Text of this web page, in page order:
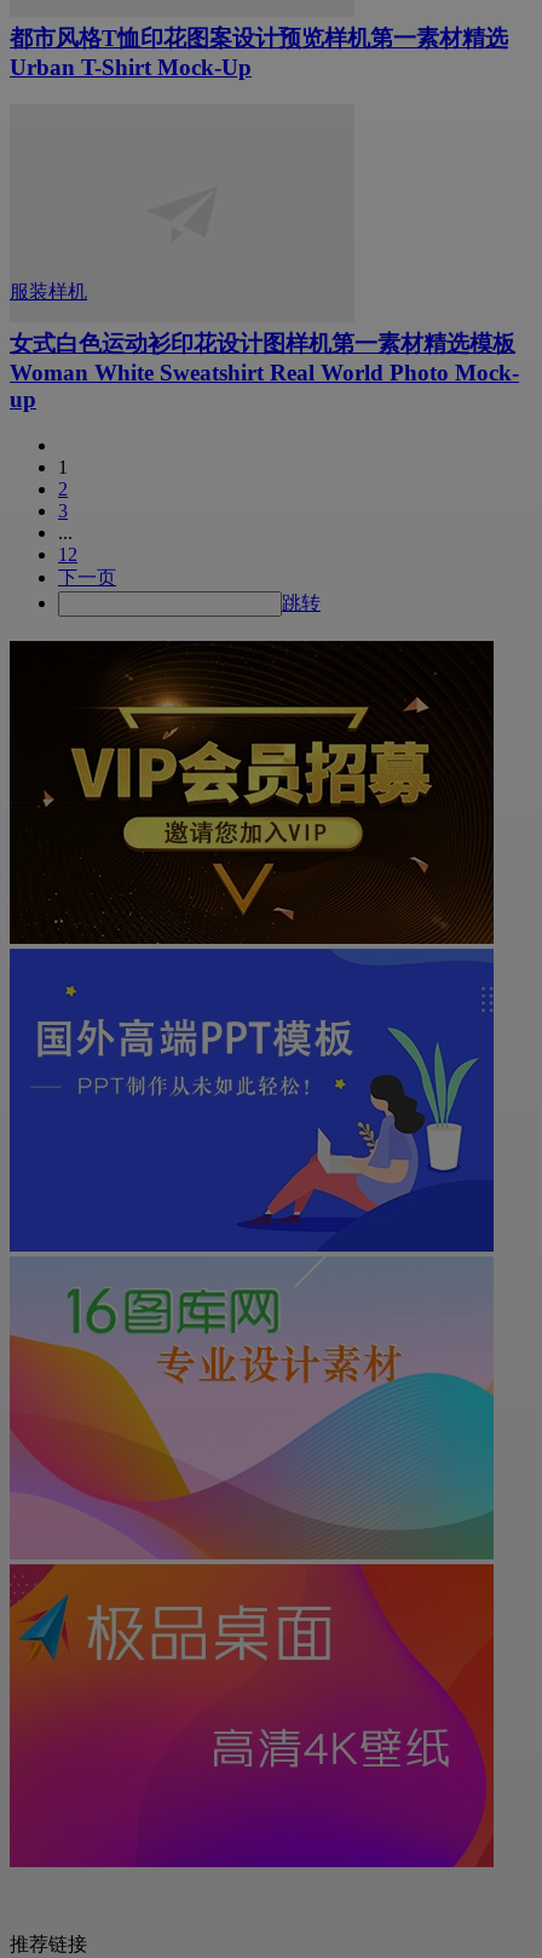
都市风格T恤印花图案设计预览样机第一素材精选
Urban T-Shirt Mock-Up
服装样机
女式白色运动衫印花设计图样机第一素材精选模板
Woman White Sweatshirt Real World Photo Mock-
up
1
2
3
...
12
下一页
跳转
推荐链接